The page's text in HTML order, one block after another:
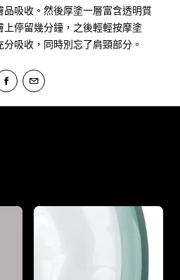
吸收。然後厚塗一層富含透明質
停留幾分鐘，之後輕輕按摩塗
吸收，同時別忘了肩頸部分。